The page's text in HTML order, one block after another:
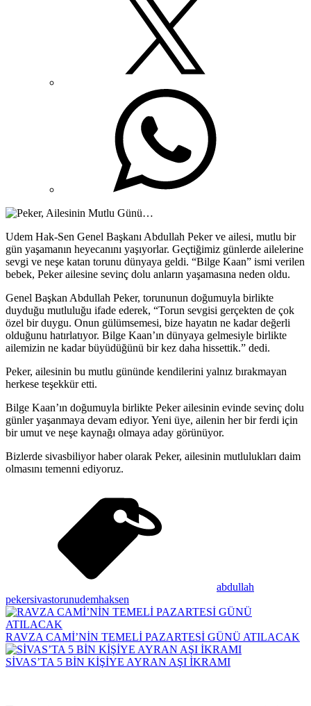
Udem Hak-Sen Genel Başkanı Abdullah Peker ve ailesi, mutlu bir
gün yaşamanın heyecanını yaşıyorlar. Geçtiğimiz günlerde ailelerine
sevgi ve neşe katan torunu dünyaya geldi. “Bilge Kaan” ismi verilen
bebek, Peker ailesine sevinç dolu anların yaşamasına neden oldu.
Genel Başkan Abdullah Peker, torununun doğumuyla birlikte
duyduğu mutluluğu ifade ederek, “Torun sevgisi gerçekten de çok
özel bir duygu. Onun gülümsemesi, bize hayatın ne kadar değerli
olduğunu hatırlatıyor. Bilge Kaan’ın dünyaya gelmesiyle birlikte
ailemizin ne kadar büyüdüğünü bir kez daha hissettik.” dedi.
Peker, ailesinin bu mutlu gününde kendilerini yalnız bırakmayan
herkese teşekkür etti.
Bilge Kaan’ın doğumuyla birlikte Peker ailesinin evinde sevinç dolu
günler yaşanmaya devam ediyor. Yeni üye, ailenin her bir ferdi için
bir umut ve neşe kaynağı olmaya aday görünüyor.
Bizlerde sivasbiliyor haber olarak Peker, ailesinin mutlulukları daim
olmasını temenni ediyoruz.
abdullah
pekersivastorunudemhaksen
RAVZA CAMİ’NİN TEMELİ PAZARTESİ GÜNÜ ATILACAK
SİVAS’TA 5 BİN KİŞİYE AYRAN AŞI İKRAMI